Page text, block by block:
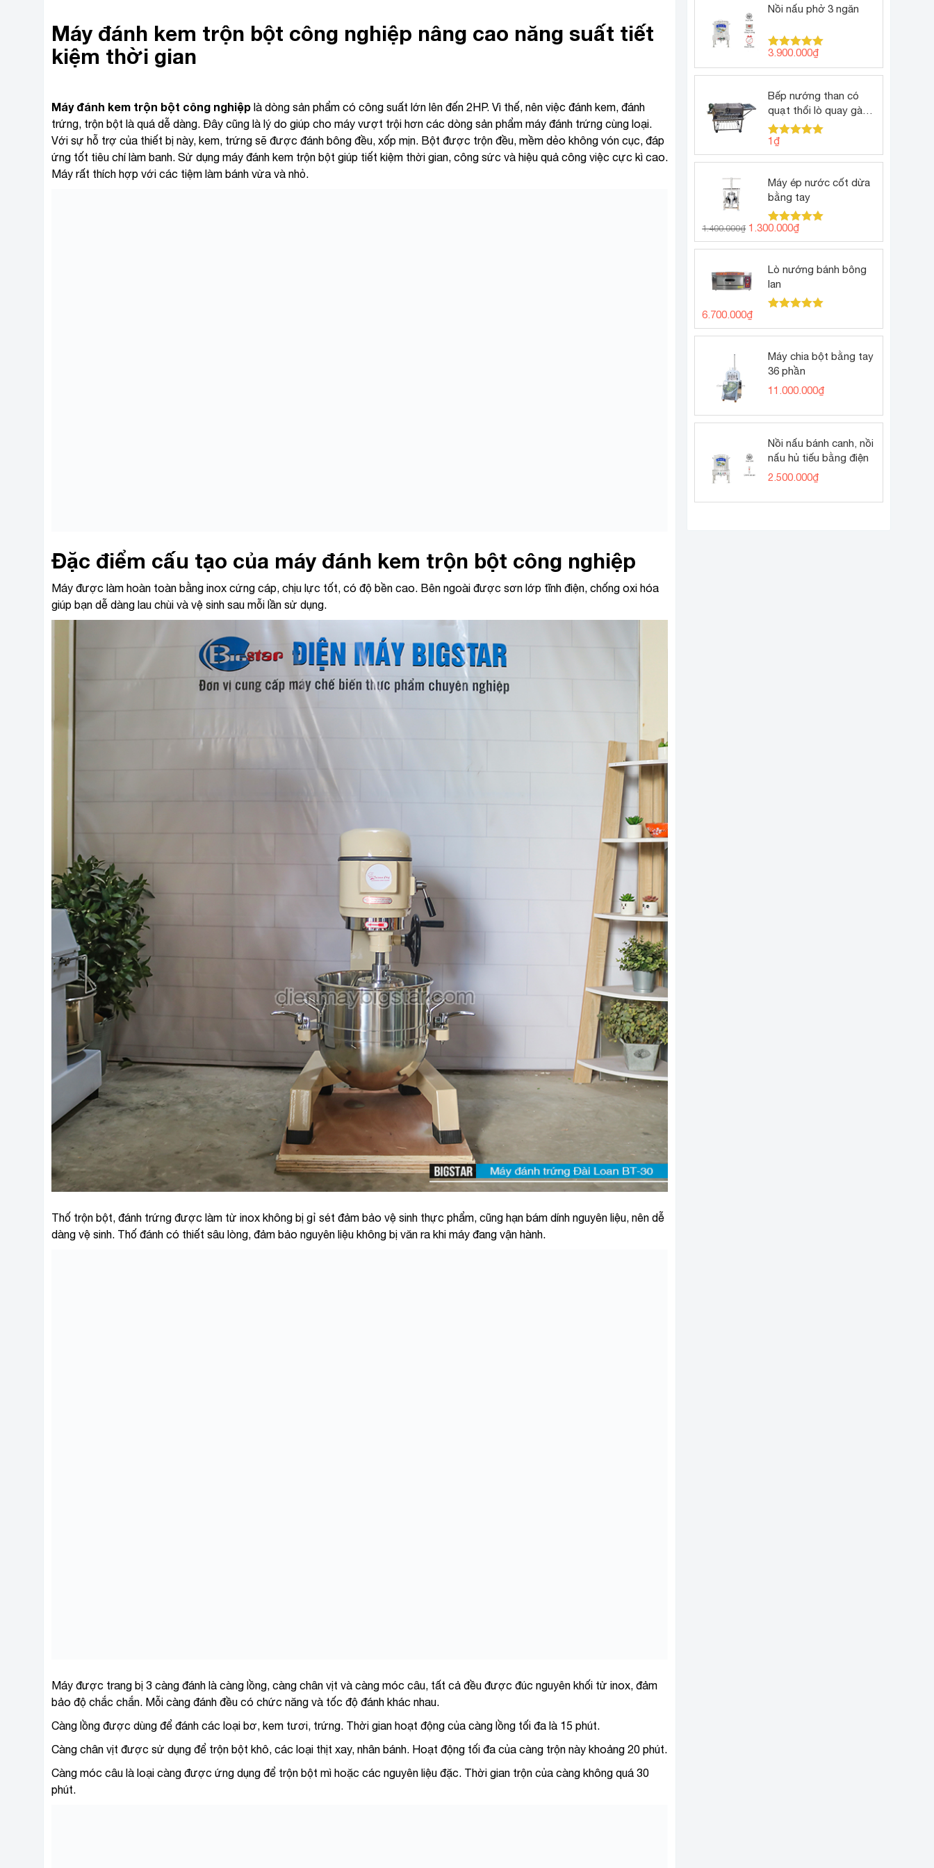
Máy đánh kem trộn bột công nghiệp nâng cao năng suất tiết
kiệm thời gian
Máy đánh kem trộn bột công nghiệp là dòng sản phẩm có công suất lớn lên đến 2HP. Vì thế, nên việc đánh kem, đánh
trứng, trộn bột là quá dễ dàng. Đây cũng là lý do giúp cho máy vượt trội hơn các dòng sản phẩm máy đánh trứng cùng loại.
Với sự hỗ trợ của thiết bị này, kem, trứng sẽ được đánh bông đều, xốp mịn. Bột được trộn đều, mềm dẻo không vón cục, đáp
ứng tốt tiêu chí làm banh. Sử dụng máy đánh kem trộn bột giúp tiết kiệm thời gian, công sức và hiệu quả công việc cực kì cao.
Máy rất thích hợp với các tiệm làm bánh vừa và nhỏ.
Đặc điểm cấu tạo của máy đánh kem trộn bột công nghiệp
Máy được làm hoàn toàn bằng inox cứng cáp, chịu lực tốt, có độ bền cao. Bên ngoài được sơn lớp tĩnh điện, chống oxi hóa
giúp bạn dễ dàng lau chùi và vệ sinh sau mỗi lần sử dụng.
Thố trộn bột, đánh trứng được làm từ inox không bị gỉ sét đảm bảo vệ sinh thực phẩm, cũng hạn bám dính nguyên liệu, nên dễ
dàng vệ sinh. Thố đánh có thiết sâu lòng, đảm bảo nguyên liệu không bị văn ra khi máy đang vận hành.
Máy được trang bị 3 càng đánh là càng lồng, càng chân vịt và càng móc câu, tất cả đều được đúc nguyên khối từ inox, đảm
bảo độ chắc chắn. Mỗi càng đánh đều có chức năng và tốc độ đánh khác nhau.
Càng lồng được dùng để đánh các loại bơ, kem tươi, trứng. Thời gian hoạt động của càng lồng tối đa là 15 phút.
Càng chân vịt được sử dụng để trộn bột khô, các loại thịt xay, nhân bánh. Hoạt động tối đa của càng trộn này khoảng 20 phút.
Càng móc câu là loại càng được ứng dụng để trộn bột mì hoặc các nguyên liệu đặc. Thời gian trộn của càng không quá 30
phút.
Nồi nấu phở 3 ngăn
Được xếp
hạng5.00
5 sao
3.900.000₫
Bếp nướng than có
quạt thổi lò quay gà
vịt
Được xếp
hạng5.00
5 sao
1₫
Máy ép nước cốt dừa
bằng tay
Được xếp
hạng5.00
5 sao
1.400.000₫ Giá
gốc
là:
1.400.000₫.
1.300.000₫Giá
hiện
tại
là:
Lò nướng bánh bông
lan
hạng5.00
5 sao
6.700.000₫
Máy chia bột bằng tay
36 phần
11.000.000₫
Nồi nấu bánh canh, nồi
nấu hủ tiếu bằng điện
2.500.000₫